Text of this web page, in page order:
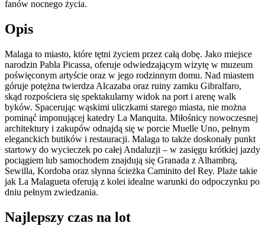
fanów nocnego życia.
Opis
Malaga to miasto, które tętni życiem przez całą dobę. Jako miejsce
narodzin Pabla Picassa, oferuje odwiedzającym wizytę w muzeum
poświęconym artyście oraz w jego rodzinnym domu. Nad miastem
góruje potężna twierdza Alcazaba oraz ruiny zamku Gibralfaro,
skąd rozpościera się spektakularny widok na port i arenę walk
byków. Spacerując wąskimi uliczkami starego miasta, nie można
pominąć imponującej katedry La Manquita. Miłośnicy nowoczesnej
architektury i zakupów odnajdą się w porcie Muelle Uno, pełnym
eleganckich butików i restauracji. Malaga to także doskonały punkt
startowy do wycieczek po całej Andaluzji – w zasięgu krótkiej jazdy
pociągiem lub samochodem znajdują się Granada z Alhambrą,
Sewilla, Kordoba oraz słynna ścieżka Caminito del Rey. Plaże takie
jak La Malagueta oferują z kolei idealne warunki do odpoczynku po
dniu pełnym zwiedzania.
Najlepszy czas na lot